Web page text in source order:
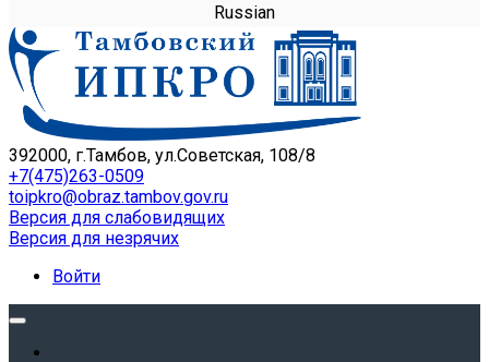
Russian
392000, г.Тамбов, ул.Советская, 108/8
+7(475)263-0509
toipkro@obraz.tambov.gov.ru
Версия для слабовидящих
Версия для незрячих
Войти